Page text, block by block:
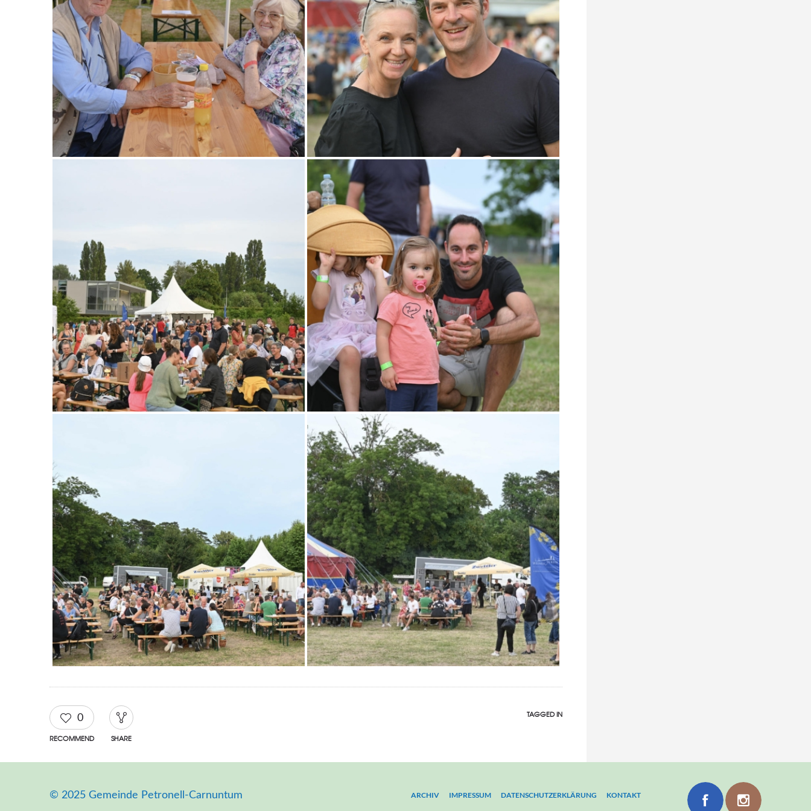
0
RECOMMEND SHARE
TAGGED IN
© 2025 Gemeinde Petronell-Carnuntum ARCHIV IMPRESSUM DATENSCHUTZERKLÄRUNG KONTAKT